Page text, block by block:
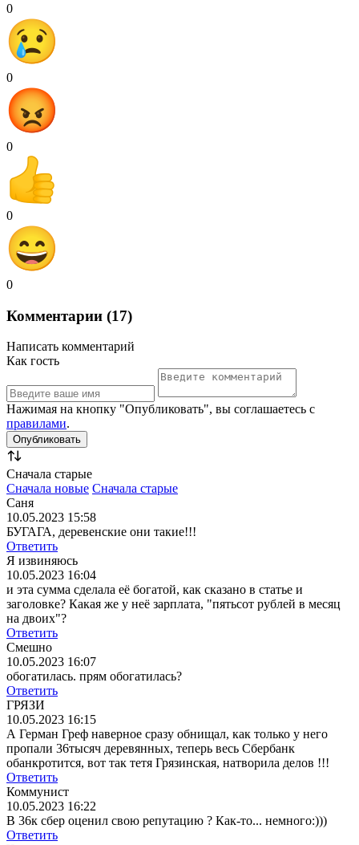
0
0
0
0
0
Комментарии (17)
Написать комментарий
Как гость
Нажимая на кнопку "Опубликовать", вы соглашаетесь с
правилами.
Сначала старые
Сначала новые Сначала старые
Саня
10.05.2023 15:58
БУГАГА, деревенские они такие!!!
Ответить
Я извиняюсь
10.05.2023 16:04
и эта сумма сделала её богатой, как сказано в статье и
заголовке? Какая же у неё зарплата, "пятьсот рублей в месяц
на двоих"?
Ответить
Смешно
10.05.2023 16:07
обогатилась. прям обогатилась?
Ответить
ГРЯЗИ
10.05.2023 16:15
А Герман Греф наверное сразу обнищал, как только у него
пропали 36тысяч деревянных, теперь весь Сбербанк
обанкротится, вот так тетя Грязинская, натворила делов !!!
Ответить
Коммунист
10.05.2023 16:22
В 36к сбер оценил свою репутацию ? Как-то... немного:)))
Ответить